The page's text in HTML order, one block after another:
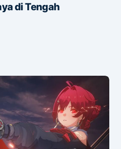
mail in this browser for the
di Tengah